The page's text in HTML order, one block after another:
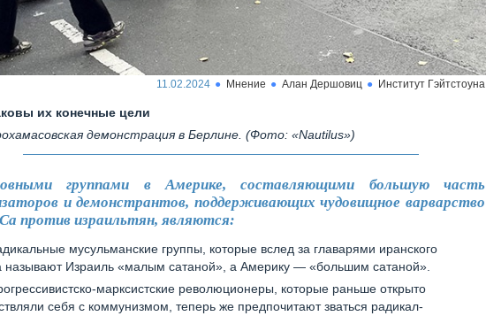
11.02.2024 Мнение Алан Дершовиц Институт Гэйтстоуна
их конечные цели
демонстрация в Берлине. (Фото: «Nautilus»)
группами в Америке, составляющими большую часть
и демонстрантов, поддерживающих чудовищное варварство
против израильтян, являются:
мусульманские группы, которые вслед за главарями иранского
называют Израиль «малым сатаной», а Америку — «большим сатаной».
марксистские революционеры, которые раньше открыто
себя с коммунизмом, теперь же предпочитают зваться радикал-